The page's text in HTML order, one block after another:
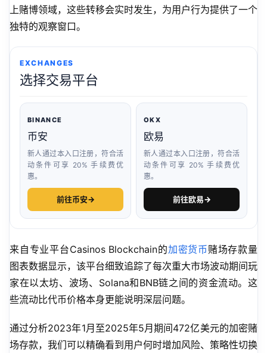
上赌博领域，这些转移会实时发生，为用户行为提供了一个
独特的观察窗口。
EXCHANGES
选择交易平台
BINANCE
币安
新人通过本入口注册，符合活
动条件可享 20% 手续费优
惠。
前往币安→
OKX
欧易
新人通过本入口注册，符合活
动条件可享 20% 手续费优
惠。
前往欧易→
来自专业平台Casinos Blockchain的加密货币赌场存款量
图表数据显示，该平台细致追踪了每次重大市场波动期间玩
家在以太坊、波场、Solana和BNB链之间的资金流动。这
些流动比代币价格本身更能说明深层问题。
通过分析2023年1月至2025年5月期间472亿美元的加密赌
场存款，我们可以精确看到用户何时增加风险、策略性切换